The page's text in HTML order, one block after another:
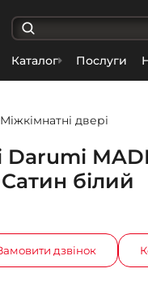
Каталог Послуги
Міжкімнатні двері
Darumi
білий
дзвінок